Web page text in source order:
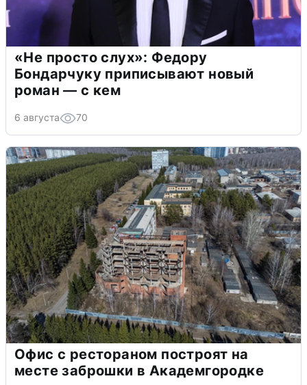
«Не просто слух»: Федору
Бондарчуку приписывают новый
роман — с кем
6 августа 70
Офис с рестораном построят на
месте заброшки в Академгородке